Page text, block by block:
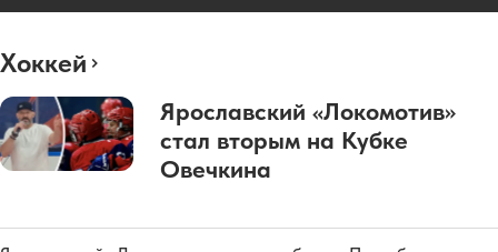
Хоккей
Ярославский «Локомотив»
стал вторым на Кубке
Овечкина